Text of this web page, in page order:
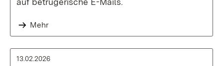
Mehr
13.02.2026